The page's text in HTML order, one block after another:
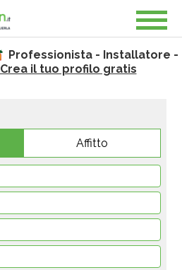
Professionista - Installatore -
Crea il tuo profilo gratis
Affitto